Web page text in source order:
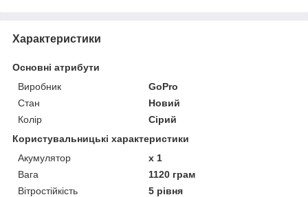
Характеристики
Основні атрибути
Виробник
GoPro
Стан
Новий
Колір
Cірий
Користувальницькі характеристики
Акумулятор
x 1
Вага
1120 грам
Вітростійкість
5 рівня